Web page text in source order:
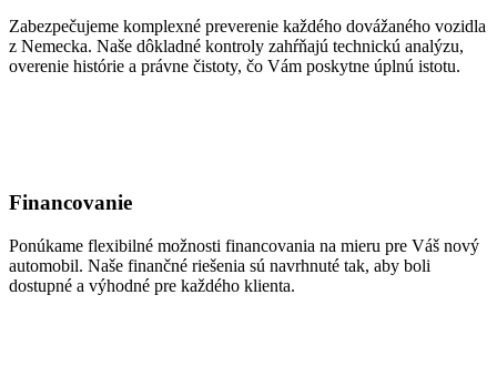
Zabezpečujeme komplexné preverenie každého dovážaného vozidla
z Nemecka. Naše dôkladné kontroly zahŕňajú technickú analýzu,
overenie histórie a právne čistoty, čo Vám poskytne úplnú istotu.
Financovanie
Ponúkame flexibilné možnosti financovania na mieru pre Váš nový
automobil. Naše finančné riešenia sú navrhnuté tak, aby boli
dostupné a výhodné pre každého klienta.